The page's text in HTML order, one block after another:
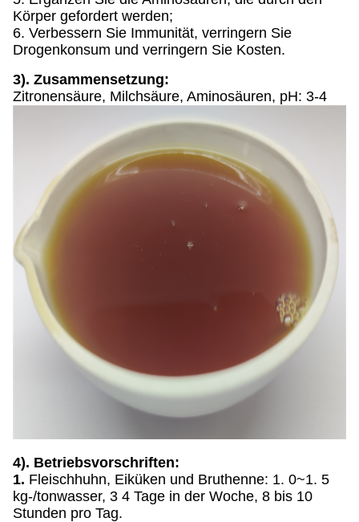
Körper gefordert werden;
6. Verbessern Sie Immunität, verringern Sie
Drogenkonsum und verringern Sie Kosten.
3). Zusammensetzung:
Zitronensäure, Milchsäure, Aminosäuren, pH: 3-4
4). Betriebsvorschriften:
1. Fleischhuhn, Eiküken und Bruthenne: 1. 0~1. 5
kg-/tonwasser, 3 4 Tage in der Woche, 8 bis 10
Stunden pro Tag.